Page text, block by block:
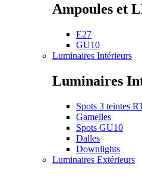
Ampoules et
E27
GU10
Luminaires Intérieurs
Luminaires
Spots 3 teintes
Gamelles
Spots GU10
Dalles
Downlights
Luminaires Extérieurs